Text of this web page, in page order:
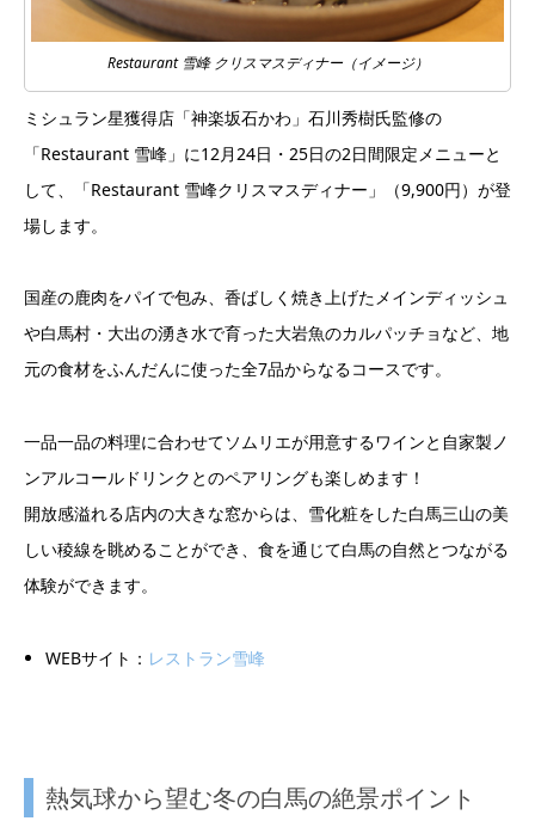
Restaurant 雪峰 クリスマスディナー（イメージ）
ミシュラン星獲得店「神楽坂石かわ」石川秀樹氏監修の
「Restaurant 雪峰」に12月24日・25日の2日間限定メニューと
して、「Restaurant 雪峰クリスマスディナー」（9,900円）が登
場します。
国産の鹿肉をパイで包み、香ばしく焼き上げたメインディッシュ
や白馬村・大出の湧き水で育った大岩魚のカルパッチョなど、地
元の食材をふんだんに使った全7品からなるコースです。
一品一品の料理に合わせてソムリエが用意するワインと自家製ノ
ンアルコールドリンクとのペアリングも楽しめます！
開放感溢れる店内の大きな窓からは、雪化粧をした白馬三山の美
しい稜線を眺めることができ、食を通じて白馬の自然とつながる
体験ができます。
WEBサイト： レストラン雪峰
熱気球から望む冬の白馬の絶景ポイント